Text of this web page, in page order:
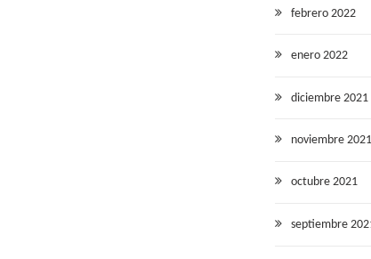
febrero 2022
enero 2022
diciembre 2021
noviembre 2021
octubre 2021
septiembre